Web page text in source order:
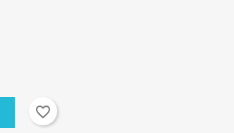
favorite_border